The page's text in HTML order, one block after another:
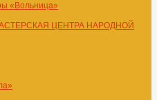
«Вольница»
ЦЕНТРА НАРОДНОЙ